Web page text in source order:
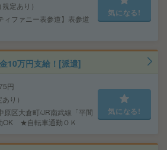
定あり）
ファニー表参道】表参道
気になる!
10万円支給！[派遣]
円
り）
原区大倉町/JR南武線「平間
OK ★自転車通勤ＯＫ
気になる!